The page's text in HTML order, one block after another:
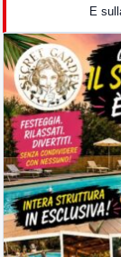
23:00
E